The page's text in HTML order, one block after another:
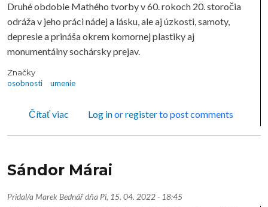
Druhé obdobie Mathého tvorby v 60. rokoch 20. storočia
odráža v jeho práci nádej a lásku, ale aj úzkosti, samoty,
depresie a prináša okrem komornej plastiky aj
monumentálny sochársky prejav.
Značky
osobnosti
umenie
Čítať viaco Ján Mathé
Log inorregisterto post comments
Sándor Márai
Pridal/a Marek Bednářdňa Pi, 15. 04. 2022 - 18:45